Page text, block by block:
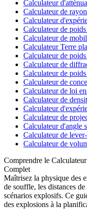
Calculateur
Calculateur de
Calculateur
Calculateur de
Calculateur de
Calculateur Terre
Calculateur de
Calculateur de
Calculateur de
Calculateur de
Calculateur de loi
Calculateur de
Calculateur
Calculateur de
Calculateur d'angle
Calculateur de
Calculateur de
Comprendre le
Complet
Maîtrisez la physique des
de souffle, les distances
scénarios explosifs. Ce
des explosions à la